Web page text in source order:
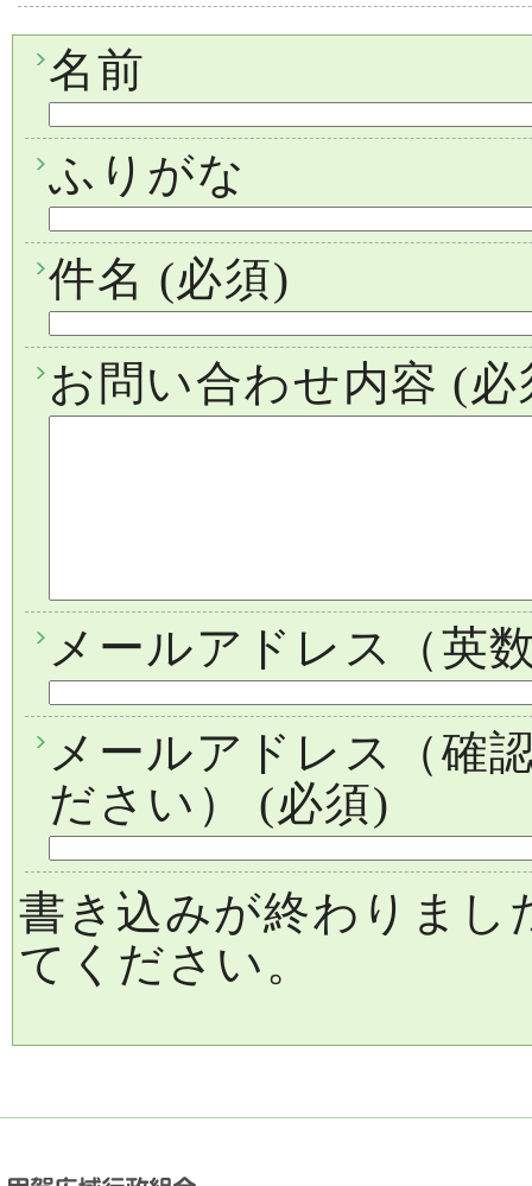
名前
ふりがな
件名 (必須)
お問い合わせ内容 (必
メールアドレス（英
メールアドレス（確
ださい）
(必須)
書き込みが終わりまし
てください。